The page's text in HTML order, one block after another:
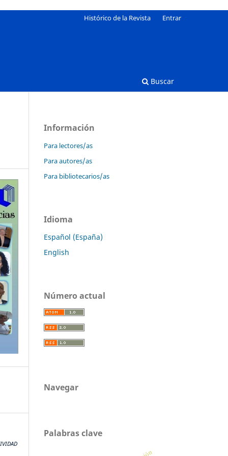
Buscar
Histórico de la Revista Entrar
Información
Para lectores/as
Para autores/as
Para bibliotecarios/as
Idioma
Español (España)
English
Número actual
Navegar
Palabras clave